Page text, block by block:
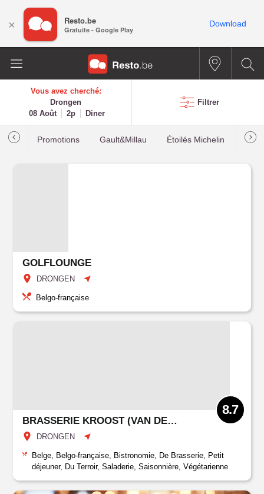
Vous avez cherché:
Drongen
08 Août
2p Diner
Filtrer
Promotions Gault&Millau Étoilés Michelin Les
GOLFLOUNGE
DRONGEN
Belgo-française
BRASSERIE KROOST (VAN DER VALK DRONGEN-GENT)
DRONGEN
8.7
Belge, Belgo-française, Bistronomie, De Brasserie, Petit
déjeuner, Du Terroir, Saladerie, Saisonnière, Végétarienne
× Resto.be
Gratuite - Google Play
Download